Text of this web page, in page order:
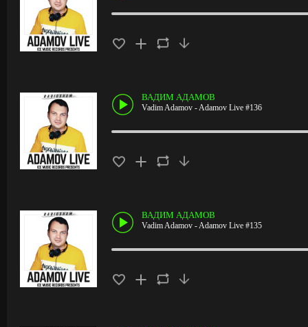
ВАДИМ АДАМОВ
Vadim Adamov - Adamov Live #136
ВАДИМ АДАМОВ
Vadim Adamov - Adamov Live #135